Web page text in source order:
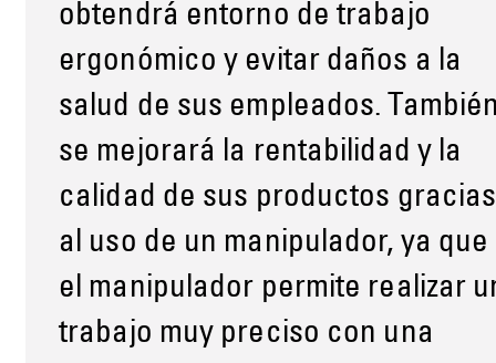
obtendrá entorno de trabajo
ergonómico y evitar daños a la
salud de sus empleados.
se mejorará la rentabilidad y la
calidad de sus productos gracias
al uso de un manipulador, ya que
el manipulador permite realizar
trabajo muy preciso con una